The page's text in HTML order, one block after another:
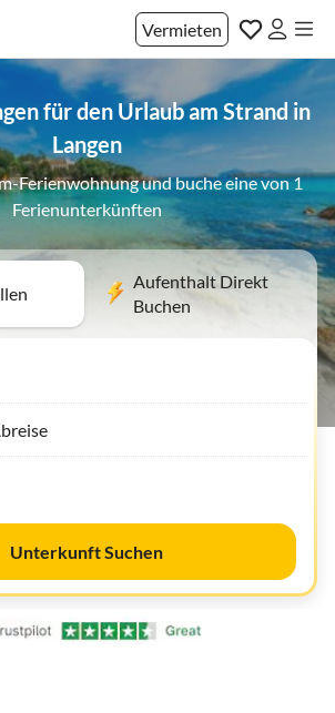
Vermieten
für den Urlaub am Strand in
Langen
Ferienwohnung und buche eine von 1
Ferienunterkünften
Aufenthalt Direkt
Buchen
Unterkunft Suchen